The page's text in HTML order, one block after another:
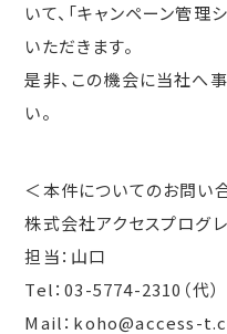
いて、「キャンペーン管理
いただきます。
是非、この機会に当社へ
い。
＜本件についてのお問い
株式会社アクセスプログ
担当：山口
Tel：03-5774-2310（代）
Mail：koho@access-